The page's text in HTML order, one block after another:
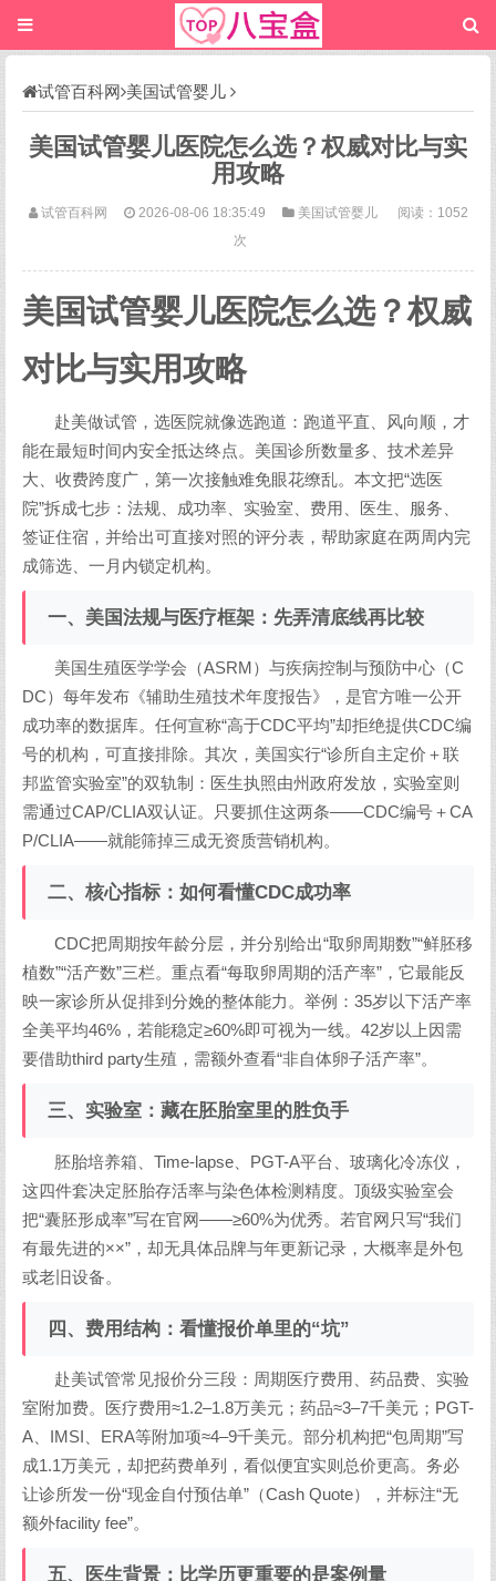
试管百科网 美国试管婴儿
美国试管婴儿医院怎么选？权威对比与实
用攻略
试管百科网 2026-08-06 18:35:49 美国试管婴儿
阅读：1052
次
美国试管婴儿医院怎么选？权威
对比与实用攻略
赴美做试管，选医院就像选跑道：跑道平直、风向顺，才
能在最短时间内安全抵达终点。美国诊所数量多、技术差异
大、收费跨度广，第一次接触难免眼花缭乱。本文把“选医
院”拆成七步：法规、成功率、实验室、费用、医生、服务、
签证住宿，并给出可直接对照的评分表，帮助家庭在两周内完
成筛选、一月内锁定机构。
一、美国法规与医疗框架：先弄清底线再比较
美国生殖医学学会（ASRM）与疾病控制与预防中心（C
DC）每年发布《辅助生殖技术年度报告》，是官方唯一公开
成功率的数据库。任何宣称“高于CDC平均”却拒绝提供CDC编
号的机构，可直接排除。其次，美国实行“诊所自主定价＋联
邦监管实验室”的双轨制：医生执照由州政府发放，实验室则
需通过CAP/CLIA双认证。只要抓住这两条——CDC编号＋CA
P/CLIA——就能筛掉三成无资质营销机构。
二、核心指标：如何看懂CDC成功率
CDC把周期按年龄分层，并分别给出“取卵周期数”“鲜胚移
植数”“活产数”三栏。重点看“每取卵周期的活产率”，它最能反
映一家诊所从促排到分娩的整体能力。举例：35岁以下活产率
全美平均46%，若能稳定≥60%即可视为一线。42岁以上因需
要借助third party生殖，需额外查看“非自体卵子活产率”。
三、实验室：藏在胚胎室里的胜负手
胚胎培养箱、Time-lapse、PGT-A平台、玻璃化冷冻仪，
这四件套决定胚胎存活率与染色体检测精度。顶级实验室会
把“囊胚形成率”写在官网——≥60%为优秀。若官网只写“我们
有最先进的××”，却无具体品牌与年更新记录，大概率是外包
或老旧设备。
四、费用结构：看懂报价单里的“坑”
赴美试管常见报价分三段：周期医疗费用、药品费、实验
室附加费。医疗费用≈1.2–1.8万美元；药品≈3–7千美元；PGT-
A、IMSI、ERA等附加项≈4–9千美元。部分机构把“包周期”写
成1.1万美元，却把药费单列，看似便宜实则总价更高。务必
让诊所发一份“现金自付预估单”（Cash Quote），并标注“无
额外facility fee”。
五、医生背景：比学历更重要的是案例量